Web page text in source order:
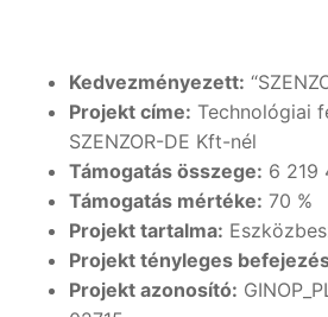
Kedvezményezett:
Projekt címe: Technológiai
SZENZOR-DE Kft-nél
Támogatás összege: 6 219
Támogatás mértéke: 70 %
Projekt tartalma:
Projekt tényleges
Projekt azonosító: